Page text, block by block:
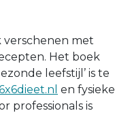
verschenen met
Het boek
leefstijl’ is te
en fysieke
professionals is